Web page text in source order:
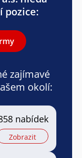
pozice:
zajímavé
okolí:
nabídek
Zobrazit